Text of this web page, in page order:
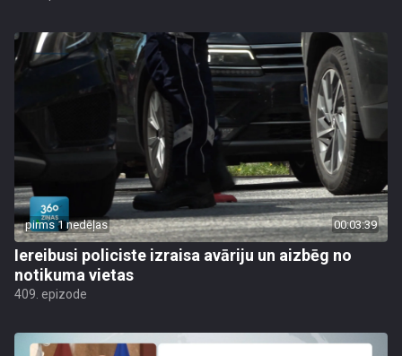
pirms 1 nedēļas 00:03:39
Iereibusi policiste izraisa avāriju un aizbēg no
notikuma vietas
409. epizode